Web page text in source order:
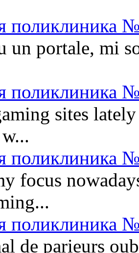
поликлиника
un portale, mi
поликлиника
sites
поликлиника
focus
поликлиника
de parieurs